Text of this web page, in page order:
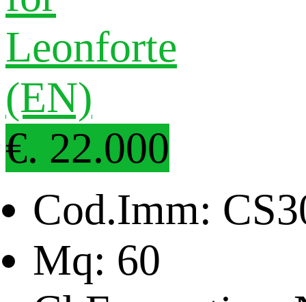
€. 22.000
Cod.Imm:
Mq: 60